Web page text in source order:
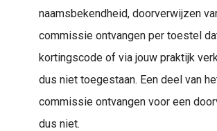
naamsbekendheid, doorverwijzen
commissie ontvangen per toestel
kortingscode of via jouw praktijk
dus niet toegestaan. Een deel van
commissie ontvangen voor een
dus niet.